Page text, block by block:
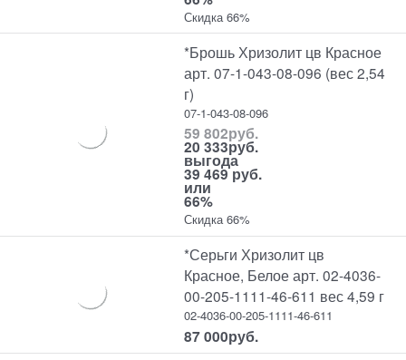
Скидка 66%
*Брошь Хризолит цв Красное
арт. 07-1-043-08-096 (вес 2,54
г)
07-1-043-08-096
59 802руб.
20 333руб.
выгода
39 469 руб.
или
66%
Скидка 66%
*Серьги Хризолит цв
Красное, Белое арт. 02-4036-
00-205-1111-46-611 вес 4,59 г
02-4036-00-205-1111-46-611
87 000руб.